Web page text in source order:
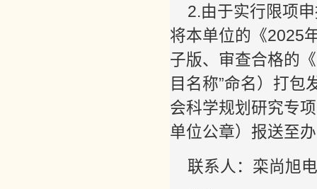
2.由于实行限项
将本单位的《2025
子版、审查合格的
目名称”命名）打
会科学规划研究专
单位公章）报送至
联系人：栾尚旭